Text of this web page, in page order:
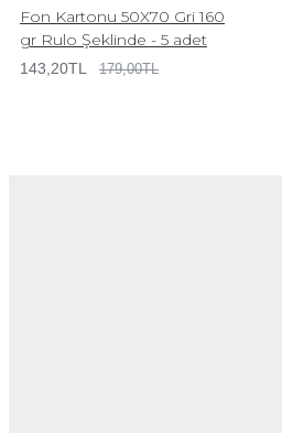
Fon Kartonu 50X70 Gri 160
gr Rulo Şeklinde - 5 adet
143,20TL 179,00TL